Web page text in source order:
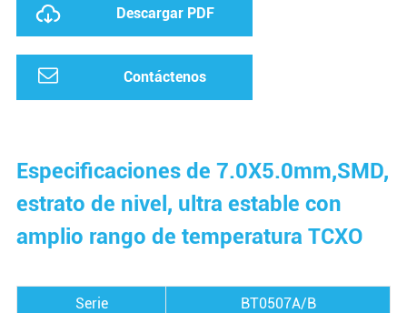
Descargar PDF
Contáctenos
Especificaciones de 7.0X5.0mm,SMD,
estrato de nivel, ultra estable con
amplio rango de temperatura TCXO
Serie BT0507A/B